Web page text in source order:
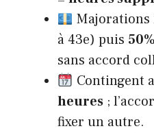
à 43e) puis 50%
sans accord
Contingent
heures ;
fixer un autre.